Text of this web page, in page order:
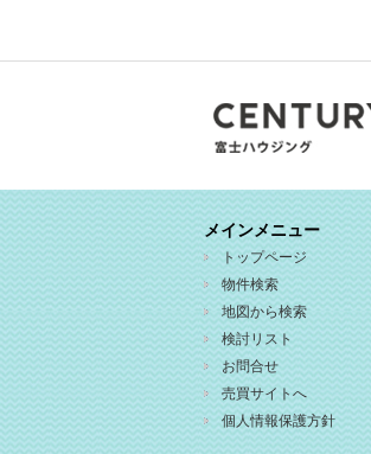
メインメニュー
トップページ
物件検索
地図から検索
検討リスト
お問合せ
売買サイトへ
個人情報保護方針